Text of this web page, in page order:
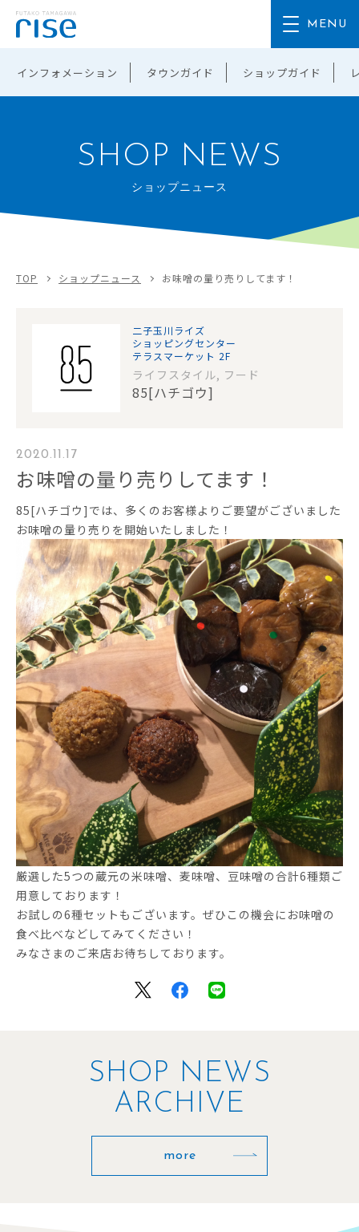
インフォメーション タウンガイド ショップガイド
SHOP NEWS
ショップニュース
TOP ショップニュース お味噌の量り売りしてます！
二子玉川ライズ
ショッピングセンター
テラスマーケット 2F
ライフスタイル, フード
85[ハチゴウ]
2020.11.17
お味噌の量り売りしてます！
85[ハチゴウ]では、多くのお客様よりご要望がございました
お味噌の量り売りを開始いたしました！
厳選した5つの蔵元の米味噌、麦味噌、豆味噌の合計6種類ご
用意しております！
お試しの6種セットもございます。ぜひこの機会にお味噌の
食べ比べなどしてみてください！
みなさまのご来店お待ちしております。
SHOP NEWS
ARCHIVE
more